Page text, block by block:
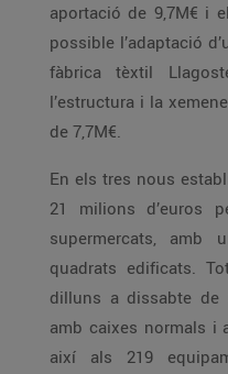
aportació de 9,7M€ i
possible l’adaptació
fàbrica tèxtil
l’estructura i la
de 7,7M€.
En els tres nous
21 milions d’euros
supermercats, amb
quadrats edificats.
dilluns a dissabte de
amb caixes normals i
així als 219